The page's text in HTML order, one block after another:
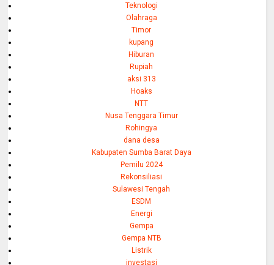
Teknologi
Olahraga
Timor
kupang
Hiburan
Rupiah
aksi 313
Hoaks
NTT
Nusa Tenggara Timur
Rohingya
dana desa
Kabupaten Sumba Barat Daya
Pemilu 2024
Rekonsiliasi
Sulawesi Tengah
ESDM
Energi
Gempa
Gempa NTB
Listrik
investasi